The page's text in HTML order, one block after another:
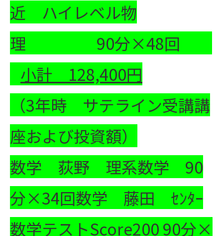
近 ハイレベル物
理 90分×48回
小計 128,400円
（3年時 サテライン受講講
座および投資額）
数学 荻野 理系数学 90
分×34回数学 藤田 ｾﾝﾀｰ
数学テストScore200 90分×